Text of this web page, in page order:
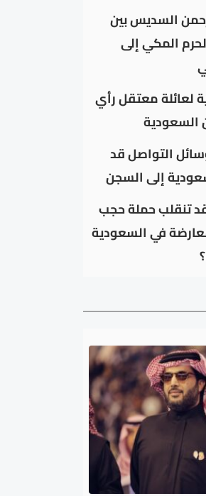
السديس بين
المكي إلى
لعائلة معتقل رأي
السعودية
التواصل قد
إلى السجن
تنقلب حملة حجب
في السعودية